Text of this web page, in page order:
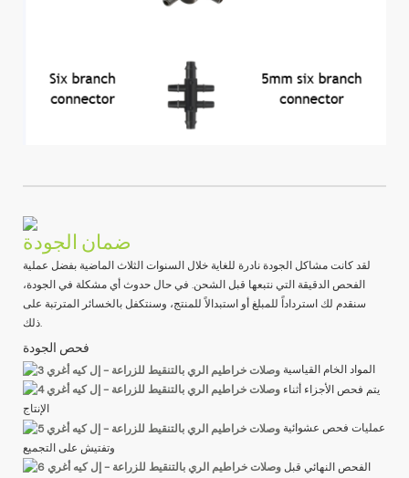
ضمان الجودة
لقد كانت مشاكل الجودة نادرة للغاية خلال السنوات الثلاث الماضية بفضل عملية
الفحص الدقيقة التي نتبعها قبل الشحن. في حال حدوث أي مشكلة في الجودة،
سنقدم لك استرداداً للمبلغ أو استبدالاً للمنتج، وسنتكفل بالخسائر المترتبة على
ذلك.
فحص الجودة
المواد الخام القياسية
يتم فحص الأجزاء أثناء
الإنتاج
عمليات فحص عشوائية
وتفتيش على التجميع
الفحص النهائي قبل